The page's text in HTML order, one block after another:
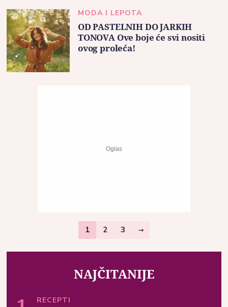
MODA I LEPOTA
OD PASTELNIH DO JARKIH
TONOVA Ove boje će svi nositi
ovog proleća!
1 2 3
NAJČITANIJE
RECEPTI